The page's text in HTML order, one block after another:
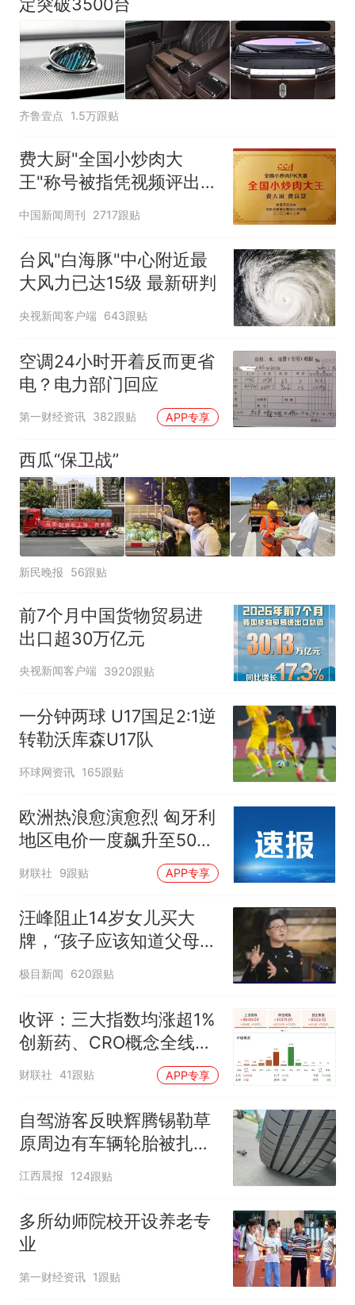
齐鲁壹点 1.5万跟贴
费大厨"全国小炒肉大
王"称号被指凭视频评出
官方回应
中国新闻周刊 2717跟贴
台风"白海豚"中心附近最
大风力已达15级 最新研判
央视新闻客户端 643跟贴
空调24小时开着反而更省
电？电力部门回应
第一财经资讯 382跟贴 APP专享
西瓜“保卫战”
新民晚报 56跟贴
前7个月中国货物贸易进
出口超30万亿元
央视新闻客户端 3920跟贴
一分钟两球 U17国足2:1逆
转勒沃库森U17队
环球网资讯 165跟贴
欧洲热浪愈演愈烈 匈牙利
地区电价一度飙升至500
欧元/兆瓦时
财联社 9跟贴 APP专享
汪峰阻止14岁女儿买大
牌，“孩子应该知道父母的
不易”，称自己买衣服80%
极目新闻 620跟贴
收评：三大指数均涨超1%
创新药、CRO概念全线走
强
财联社 41跟贴 APP专享
自驾游客反映辉腾锡勒草
原周边有车辆轮胎被扎，
修理店铺换胎价格高达千
元，官方发布情况通报
江西晨报 124跟贴
多所幼师院校开设养老专
业
第一财经资讯 1跟贴